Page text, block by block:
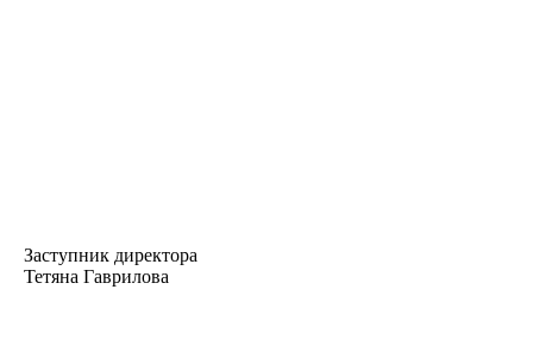
Заступник директора
Тетяна Гаврилова